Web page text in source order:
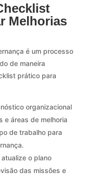
Melhorias
é um processo
de maneira
prático para
organizacional
e áreas de melhoria
de trabalho para
o plano
das missões e